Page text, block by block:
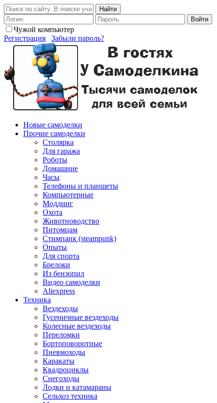
Найти
Войти
Чужой компьютер
Регистрация
Забыли пароль?
Новые самоделки
Прочие самоделки
Столярка
Для гаража
Роботы
Домашние
Часы
Телефоны и планшеты
Компьютерные
Моддинг
Охота
Животноводство
Питомцам
Стимпанк (steampunk)
Опыты
Для спорта
Брелоки
Из бензопил
Видео самоделки
Aliexpress
Техника
Вездеходы
Гусеничные вездеходы
Колесные вездеходы
Переломки
Бортоповоротные
Пневмоходы
Каракаты
Квадроциклы
Снегоходы
Лодки и катамараны
Сельхоз техника